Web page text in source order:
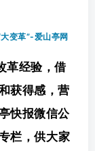
革经验，借
获得感，营
快报微信公
栏，供大家
密码登录